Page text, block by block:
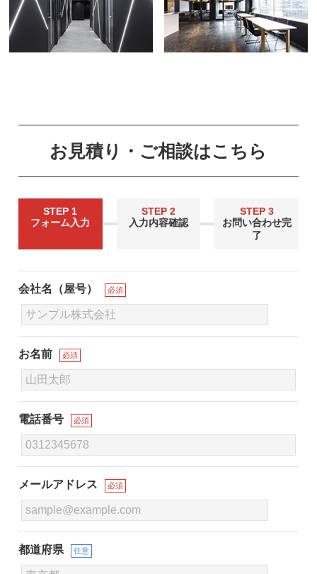
お見積り・ご相談はこちら
STEP 1
フォーム入力
STEP 2
入力内容確認
STEP 3
お問い合わせ完
了
会社名（屋号） 必須
お名前 必須
電話番号 必須
メールアドレス 必須
都道府県 任意